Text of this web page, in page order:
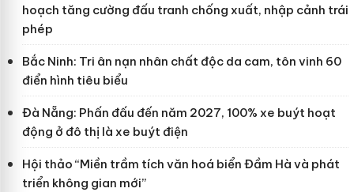
hoạch tăng cường đấu tranh chống xuất, nhập cảnh trái
phép
Bắc Ninh: Tri ân nạn nhân chất độc da cam, tôn vinh 60
điển hình tiêu biểu
Đà Nẵng: Phấn đấu đến năm 2027, 100% xe buýt hoạt
động ở đô thị là xe buýt điện
Hội thảo “Miền trầm tích văn hoá biển Đầm Hà và phát
triển không gian mới”